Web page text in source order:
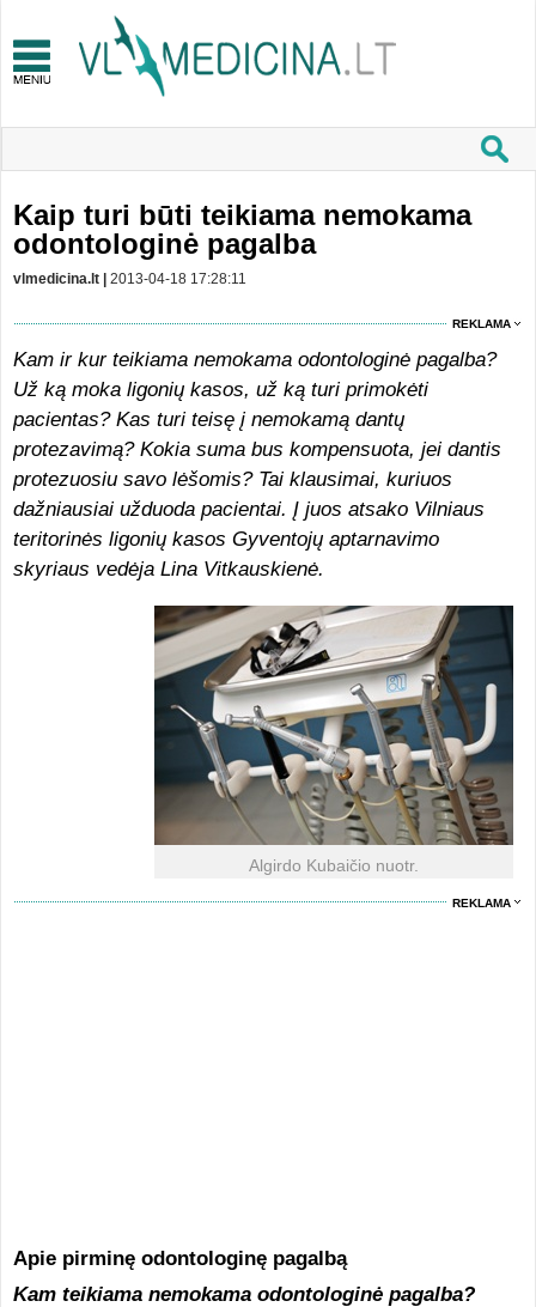
Kaip turi būti teikiama nemokama
odontologinė pagalba
vlmedicina.lt | 2013-04-18 17:28:11
REKLAMA
Kam ir kur teikiama nemokama odontologinė pagalba?
Už ką moka ligonių kasos, už ką turi primokėti
pacientas? Kas turi teisę į nemokamą dantų
protezavimą? Kokia suma bus kompensuota, jei dantis
protezuosiu savo lėšomis? Tai klausimai, kuriuos
dažniausiai užduoda pacientai. Į juos atsako Vilniaus
teritorinės ligonių kasos Gyventojų aptarnavimo
skyriaus vedėja Lina Vitkauskienė.
Algirdo Kubaičio nuotr.
REKLAMA
Apie pirminę odontologinę pagalbą
Kam teikiama nemokama odontologinė pagalba?